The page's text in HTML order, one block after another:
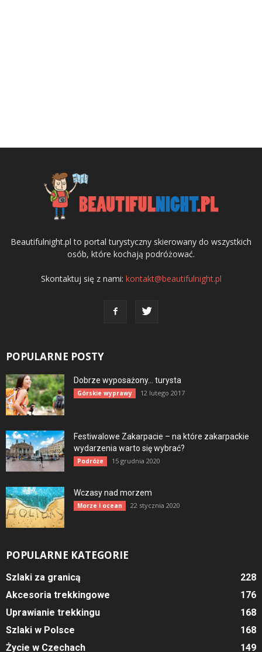
Beautifulnight.pl to portal turystyczny skierowany do wszystkich
osób, które kochają podróżować.
Skontaktuj się z nami: kontakt@beautifulnight.pl
POPULARNE POSTY
Dobrze wyposażony… turysta
Górskie wyprawy 12 lutego 2017
Festiwalowe Zakarpacie – na które zakarpackie
wydarzenia warto się wybrać?
Podróże 15 grudnia 2020
Wczasy nad morzem
Morze i ocean 22 stycznia 2020
POPULARNE KATEGORIE
Szlaki za granicą
228
Akcesoria trekkingowe
176
Uprawianie trekkingu
168
Szlaki w Polsce
168
Życie w Czechach
149